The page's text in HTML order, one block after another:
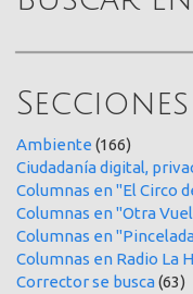
Secciones
Ambiente (166)
Ciudadanía digital,
Columnas en "El Circo
Columnas en "Otra
Columnas en
Columnas en Radio La
Corrector se busca(63)